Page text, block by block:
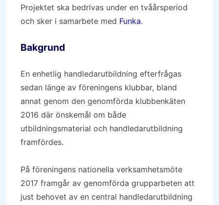
Projektet ska bedrivas under en tvåårsperiod
och sker i samarbete med Funka.
Bakgrund
En enhetlig handledarutbildning efterfrågas
sedan länge av föreningens klubbar, bland
annat genom den genomförda klubbenkäten
2016 där önskemål om både
utbildningsmaterial och handledarutbildning
framfördes.
På föreningens nationella verksamhetsmöte
2017 framgår av genomförda grupparbeten att
just behovet av en central handledarutbildning